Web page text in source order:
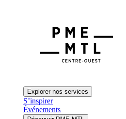
Explorer nos services
S’inspirer
Événements